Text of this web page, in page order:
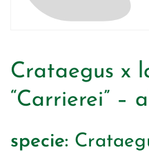
Crataegus x
“Carrierei” –
specie: